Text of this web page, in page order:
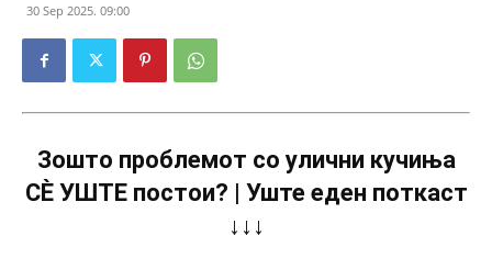
30 Sep 2025. 09:00
Зошто проблемот со улични кучиња
СÈ УШТЕ постои? | Уште еден поткаст
↓↓↓